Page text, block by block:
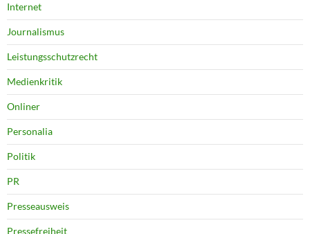
Internet
Journalismus
Leistungsschutzrecht
Medienkritik
Onliner
Personalia
Politik
PR
Presseausweis
Pressefreiheit